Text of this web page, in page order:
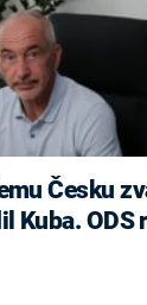
Kuba. ODS